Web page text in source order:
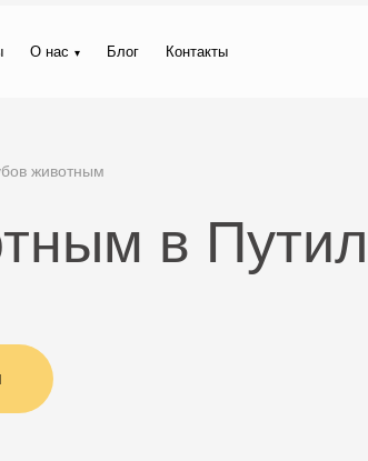
О нас Блог Контакты
животным
в